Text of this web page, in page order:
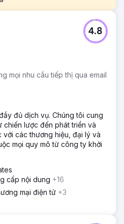
công nghệ cao của chúng
hiển thị, truy cập vào trang
các chiến dịch PPC đã mang
diện kỹ thuật số của họ
quả trong ngành của họ.
lược SEO toàn diện, tăng
tối ưu hóa nội dung. Các bản
mẫu liên hệ, trang đích, thẻ
thể thiếu. Đồng thời, chúng
và quảng cáo PPC của họ.
đã đưa công ty lên vị trí số 1
trọng hàng đầu, vượt qua
Doanh số PPC tăng từ gần 0
tháng, đánh dấu bước
mọi nhu cầu tiếp thị qua email
4.8
đủ dịch vụ. Chúng tôi cung
lược đến phát triển và
với các thương hiệu, đại lý và
mọi quy mô từ công ty khởi
cấp nội dung +16
mại điện tử +3